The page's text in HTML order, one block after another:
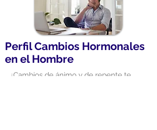
Perfil Cambios Hormonales
en el Hombre
¿Cambios de ánimo y de repente te